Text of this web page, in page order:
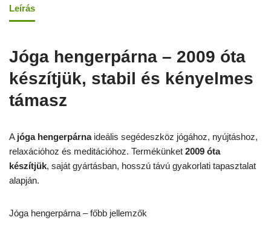
Leírás
Jóga hengerpárna – 2009 óta
készítjük, stabil és kényelmes
támasz
A jóga hengerpárnaideális segédeszköz jógához, nyújtáshoz,
relaxációhoz és meditációhoz. Termékünket 2009 óta
készítjük, saját gyártásban, hosszú távú gyakorlati tapasztalat
alapján.
Jóga hengerpárna – főbb jellemzők